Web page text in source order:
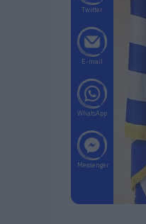
Twitter
E-mail
WhatsApp
Messenger